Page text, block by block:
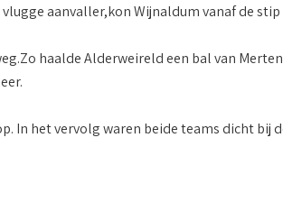
aanvaller,kon Wijnaldum vanaf de stip
haalde Alderweireld een bal van
In het vervolg waren beide teams dicht bij